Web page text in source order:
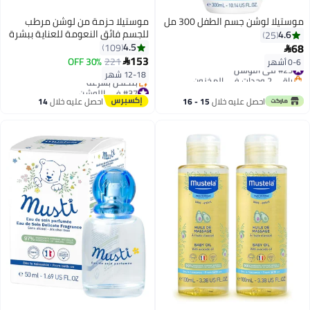
موستيلا لوشن جسم الطفل 300 مل
4.6
25
68
0-6 أشهر#23 في اللوشن
باقي 2 وحدات في المخزون
#23 في اللوشن
احصل عليه خلال 15 - 16
موستيلا حزمة من لوشن مرطب
للجسم فائق النعومة للعناية ببشرة
الطفل - 2 × 300 مل
4.5
109
153
221
30% OFF
12-18 شهر
#37 في اللوشن
توصيل مجاني
بتخلّص بسرعة
احصل عليه خلال14